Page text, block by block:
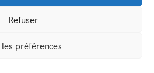
Refuser
préférences